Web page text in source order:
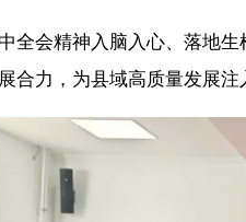
会精神入脑入心、落地生
合力，为县域高质量发展注